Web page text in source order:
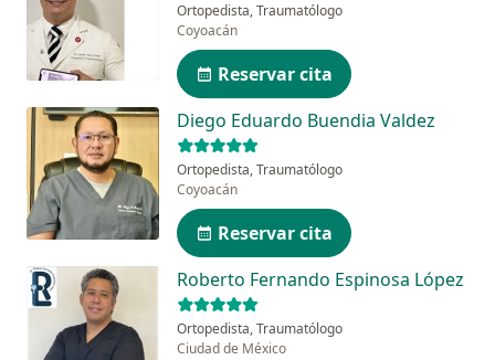
Ortopedista, Traumatólogo
Coyoacán
Reservar cita
Diego Eduardo Buendia Valdez
Ortopedista, Traumatólogo
Coyoacán
Reservar cita
Roberto Fernando Espinosa López
Ortopedista, Traumatólogo
Ciudad de México